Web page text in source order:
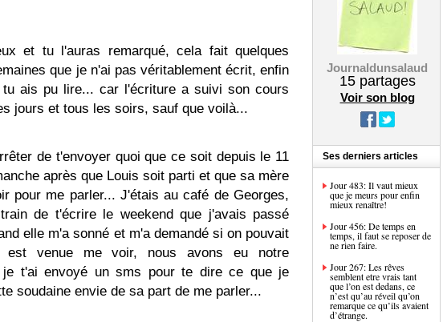
et tu l'auras remarqué, cela fait quelques
que je n'ai pas véritablement écrit, enfin
tu ais pu lire... car l'écriture a suivi son cours
jours et tous les soirs, sauf que voilà...
de t'envoyer quoi que ce soit depuis le 11
après que Louis soit parti et que sa mère
pour me parler... J'étais au café de Georges,
de t'écrire le weekend que j'avais passé
elle m'a sonné et m'a demandé si on pouvait
venue me voir, nous avons eu notre
je t'ai envoyé un sms pour te dire ce que je
soudaine envie de sa part de me parler...
Journaldunsalaud
15partages
Voir son blog
Ses derniers articles
Jour 483: Il vaut mieux
que je meurs pour enfin
mieux renaître!
Jour 456: De temps en
temps, il faut se reposer de
ne rien faire.
Jour 267: Les rêves
semblent etre vrais tant
que l’on est dedans, ce
n’est qu’au réveil qu’on
remarque ce qu’ils avaient
d’étrange.